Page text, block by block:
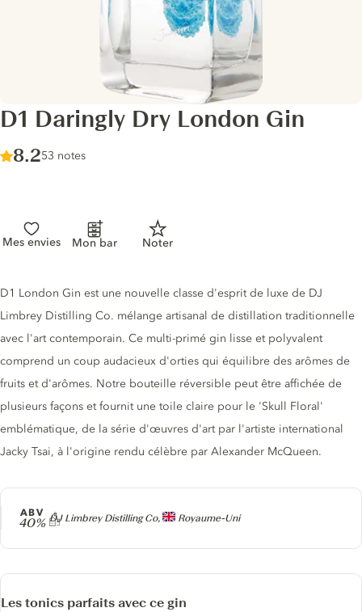
D1 Daringly Dry London Gin
Score :
8.2/ 10
53 notes
Mes envies Mon bar Noter
Producteur
DJ Limbrey Distilling Co, Royaume-Uni
ABV
40%
Description du gin
D1 London Gin est une nouvelle classe d'esprit de luxe de DJ
Limbrey Distilling Co. mélange artisanal de distillation traditionnelle
avec l'art contemporain. Ce multi-primé gin lisse et polyvalent
comprend un coup audacieux d'orties qui équilibre des arômes de
fruits et d'arômes. Notre bouteille réversible peut être affichée de
plusieurs façons et fournit une toile claire pour le 'Skull Floral'
emblématique, de la série d'œuvres d'art par l'artiste international
Jacky Tsai, à l'origine rendu célèbre par Alexander McQueen.
Les tonics parfaits avec ce gin